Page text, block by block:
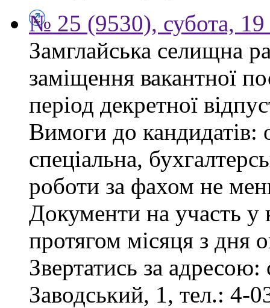
№ 25 (9530), субота, 19
Замглайська селищна
заміщення вакантної
період декретної
Вимоги до кандидатів:
спеціальна,
роботи за фахом не
Документи на участь у
протягом місяця з дня
Звертатись за
Заводський, 1, тел.: 4-